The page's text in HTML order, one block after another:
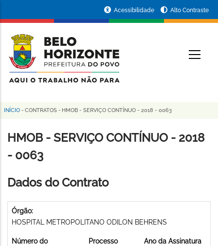
conteúdo
principal
da
Prefeitura
de
Horizonte
Acessibilidade Alto Contraste
Trilha
de
navegação
INÍCIO - CONTRATOS - HMOB - SERVIÇO CONTÍNUO - 2018 - 0063
HMOB - SERVIÇO CONTÍNUO - 2018
- 0063
Dados do Contrato
Órgão:
HOSPITAL METROPOLITANO ODILON BEHRENS
Número do
Processo
Ano da Assinatura